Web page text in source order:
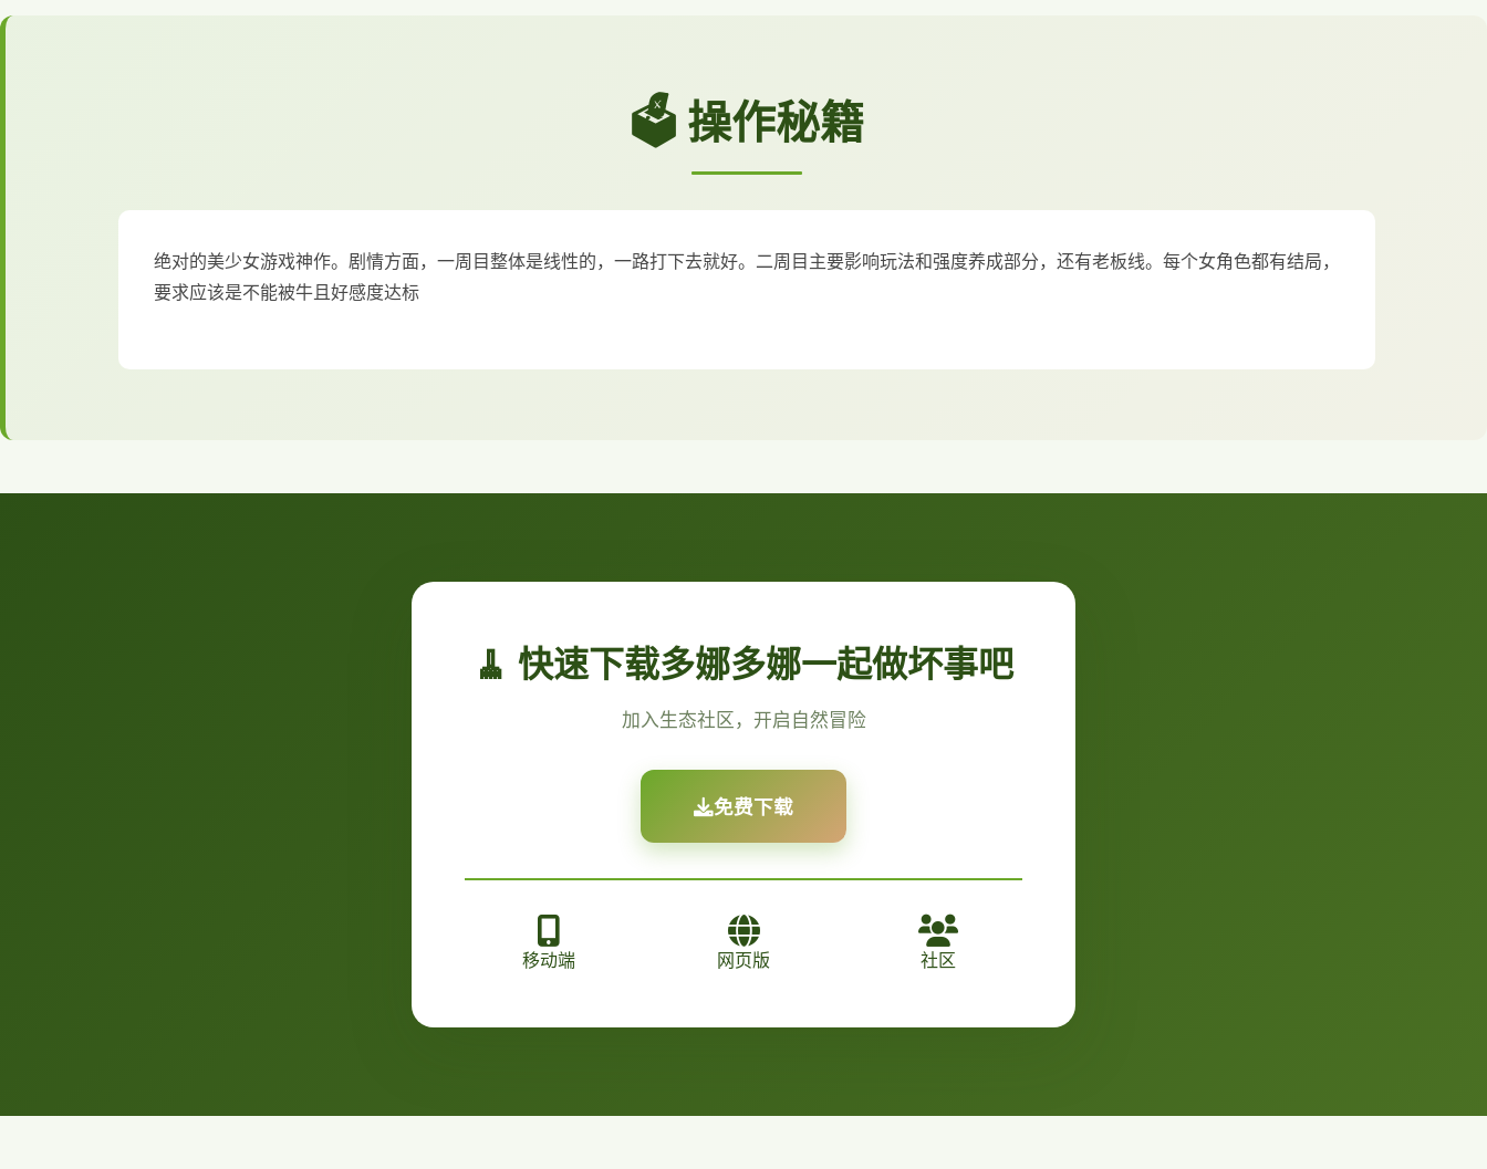
🗳️ 操作秘籍
绝对的美少女游戏神作。剧情方面，一周目整体是线性的，一路打下去就好。二周目主要影响玩法和强度养成部分，还有老板线。每个女角色都有结局，
要求应该是不能被牛且好感度达标
🧹 快速下载多娜多娜一起做坏事吧
加入生态社区，开启自然冒险
免费下载
移动端 网页版 社区